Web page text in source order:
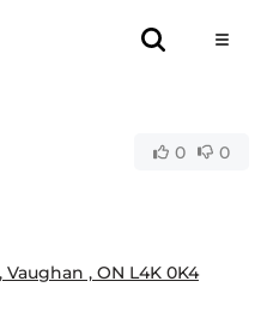
0 0
, ON L4K 0K4